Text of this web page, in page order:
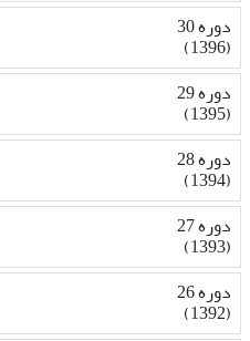
دوره 30
(1396)
دوره 29
(1395)
دوره 28
(1394)
دوره 27
(1393)
دوره 26
(1392)